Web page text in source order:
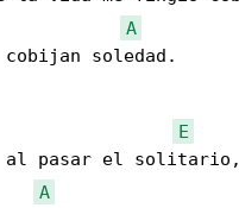
A
cobijan soledad.
E
al pasar el solitario,
A